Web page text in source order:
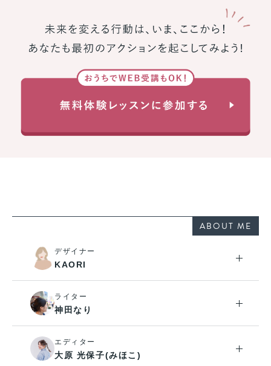
ABOUT ME
デザイナー
KAORI
ライター
神田なり
エディター
大原 光保子(みほこ)